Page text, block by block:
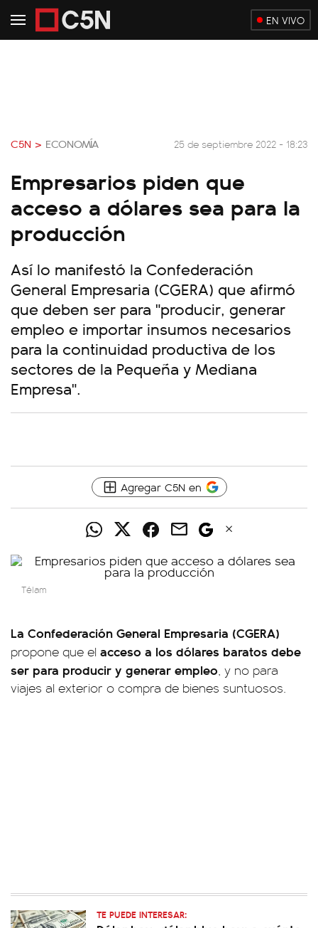
EN VIVO
C5N > ECONOMÍA 25 de septiembre 2022 - 18:23
Empresarios piden que
acceso a dólares sea para la
producción
Así lo manifestó la Confederación
General Empresaria (CGERA) que afirmó
que deben ser para "producir, generar
empleo e importar insumos necesarios
para la continuidad productiva de los
sectores de la Pequeña y Mediana
Empresa".
Agregar C5N en
Télam
La Confederación General Empresaria (CGERA)
propone que el acceso a los dólares baratos debe
ser para producir y generar empleo, y no para
viajes al exterior o compra de bienes suntuosos.
TE PUEDE INTERESAR: